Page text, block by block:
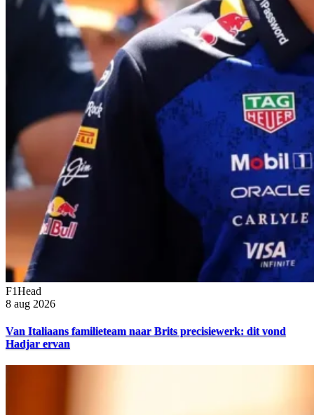
F1Head
8 aug 2026
Van Italiaans familieteam naar Brits precisiewerk: dit vond
Hadjar ervan